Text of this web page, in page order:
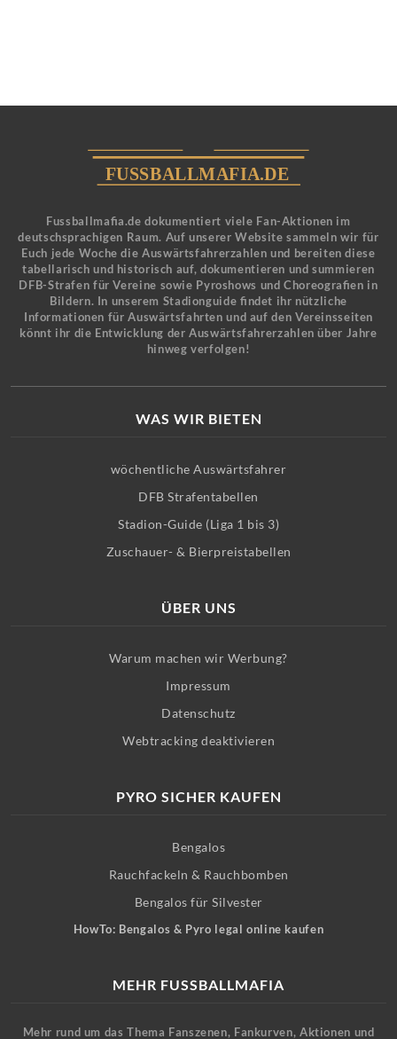
Fussballmafia.de dokumentiert viele Fan-Aktionen im
deutschsprachigen Raum. Auf unserer Website sammeln wir für
Euch jede Woche die Auswärtsfahrerzahlen und bereiten diese
tabellarisch und historisch auf, dokumentieren und summieren
DFB-Strafen für Vereine sowie Pyroshows und Choreografien in
Bildern. In unserem Stadionguide findet ihr nützliche
Informationen für Auswärtsfahrten und auf den Vereinsseiten
könnt ihr die Entwicklung der Auswärtsfahrerzahlen über Jahre
hinweg verfolgen!
WAS WIR BIETEN
wöchentliche Auswärtsfahrer
DFB Strafentabellen
Stadion-Guide (Liga 1 bis 3)
Zuschauer- & Bierpreistabellen
ÜBER UNS
Warum machen wir Werbung?
Impressum
Datenschutz
Webtracking deaktivieren
PYRO SICHER KAUFEN
Bengalos
Rauchfackeln & Rauchbomben
Bengalos für Silvester
HowTo: Bengalos & Pyro legal online kaufen
MEHR FUSSBALLMAFIA
Mehr rund um das Thema Fanszenen, Fankurven, Aktionen und